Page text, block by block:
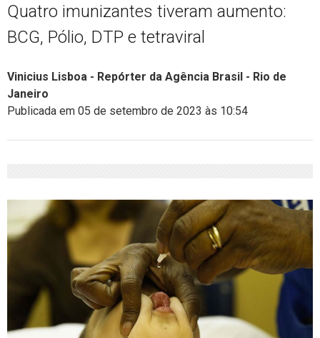
Quatro imunizantes tiveram aumento:
BCG, Pólio, DTP e tetraviral
Vinicius Lisboa - Repórter da Agência Brasil - Rio de
Janeiro
Publicada em 05 de setembro de 2023 às 10:54